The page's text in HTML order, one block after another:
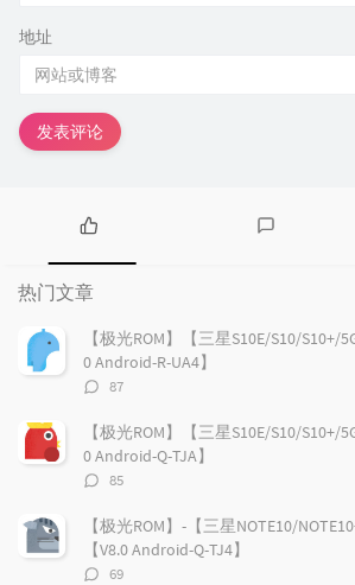
地址
发表评论
热
门
文
章
论
热门文章
【极光ROM】【三星S10E/S10/S10+/
0 Android-R-UA4】
评
数：
87
【极光ROM】【三星S10E/S10/S10+/
0 Android-Q-TJA】
评
数：
85
【极光ROM】-【三星NOTE10/
【V8.0 Android-Q-TJ4】
评
69